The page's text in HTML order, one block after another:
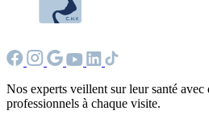
Nos experts veillent sur leur santé avec
professionnels à chaque visite.